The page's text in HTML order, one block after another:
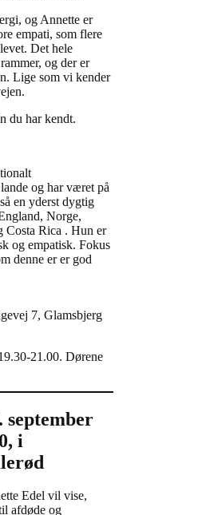
og Annette er
empati, som flere
Det hele
og der er
Lige som vi kender
du har kendt.
og har været på
en yderst dygtig
Norge,
Costa Rica . Hun er
og empatisk. Fokus
denne er er god
7, Glamsbjerg
21.00. Dørene
september
i
Edel vil vise,
afdøde og